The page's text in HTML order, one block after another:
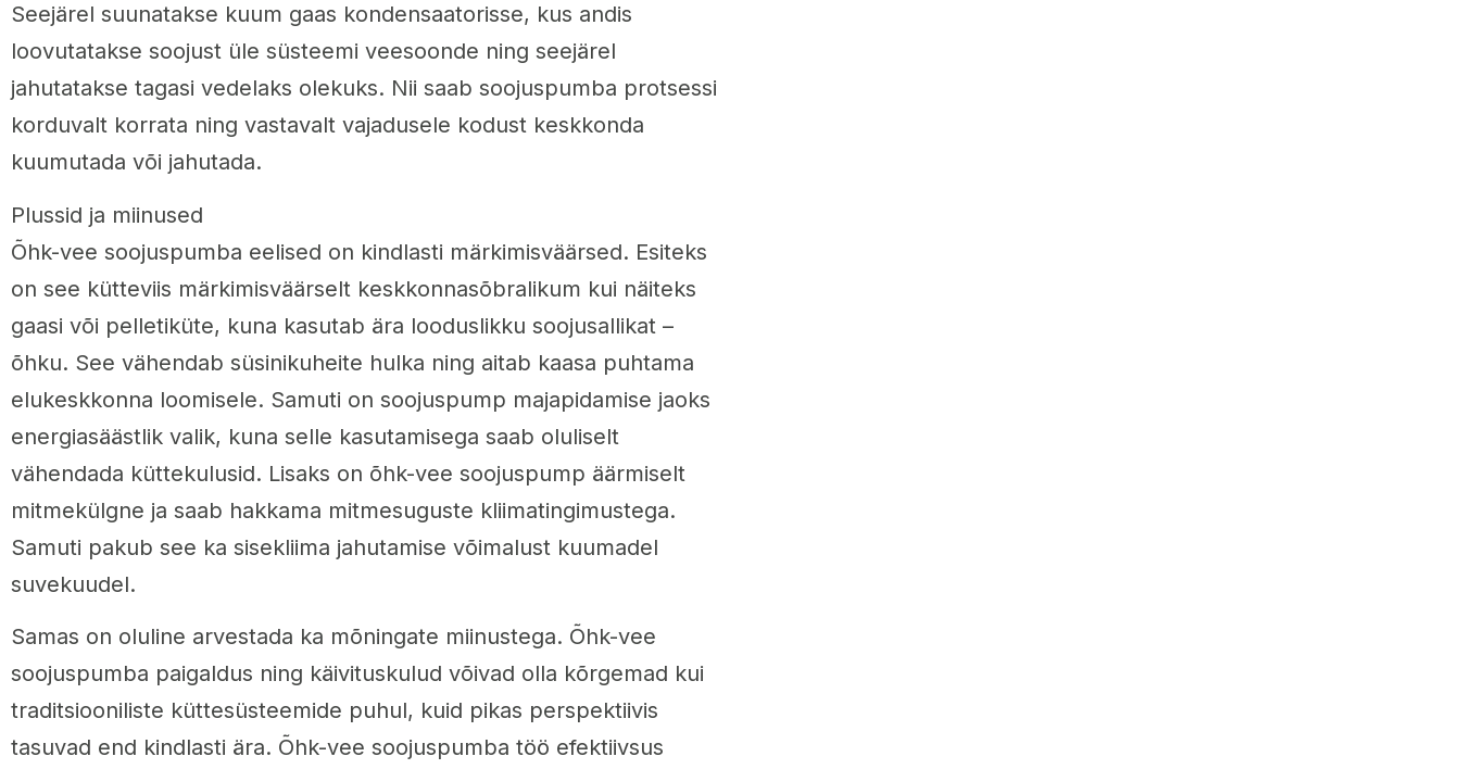
Seejärel suunatakse kuum gaas kondensaatorisse, kus andis
loovutatakse soojust üle süsteemi veesoonde ning seejärel
jahutatakse tagasi vedelaks olekuks. Nii saab soojuspumba protsessi
korduvalt korrata ning vastavalt vajadusele kodust keskkonda
kuumutada või jahutada.
Plussid ja miinused
Õhk-vee soojuspumba eelised on kindlasti märkimisväärsed. Esiteks
on see kütteviis märkimisväärselt keskkonnasõbralikum kui näiteks
gaasi või pelletiküte, kuna kasutab ära looduslikku soojusallikat –
õhku. See vähendab süsinikuheite hulka ning aitab kaasa puhtama
elukeskkonna loomisele. Samuti on soojuspump majapidamise jaoks
energiasäästlik valik, kuna selle kasutamisega saab oluliselt
vähendada küttekulusid. Lisaks on õhk-vee soojuspump äärmiselt
mitmekülgne ja saab hakkama mitmesuguste kliimatingimustega.
Samuti pakub see ka sisekliima jahutamise võimalust kuumadel
suvekuudel.
Samas on oluline arvestada ka mõningate miinustega. Õhk-vee
soojuspumba paigaldus ning käivituskulud võivad olla kõrgemad kui
traditsiooniliste küttesüsteemide puhul, kuid pikas perspektiivis
tasuvad end kindlasti ära. Õhk-vee soojuspumba töö efektiivsus